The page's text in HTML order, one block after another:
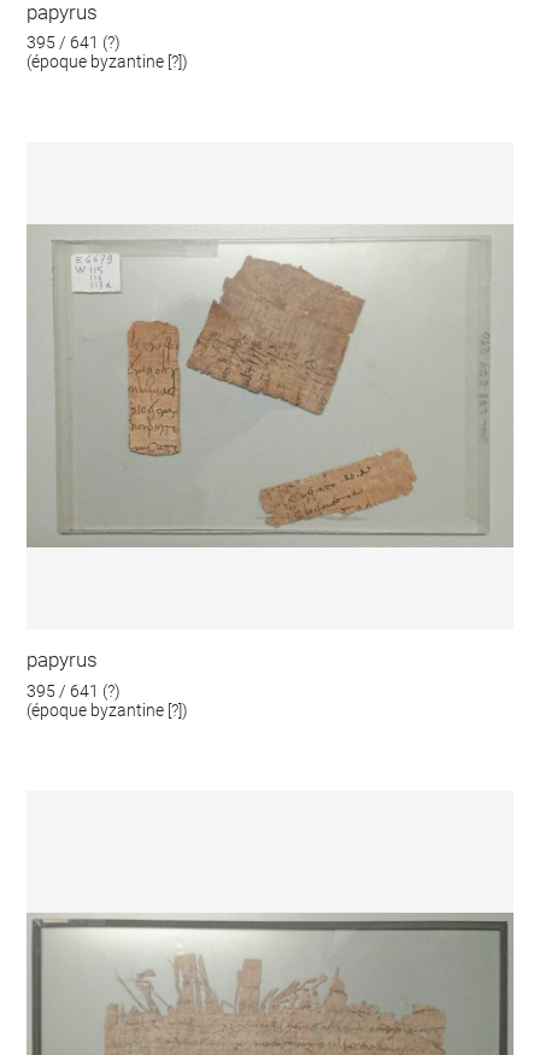
papyrus
395 / 641 (?)
(époque byzantine [?])
papyrus
395 / 641 (?)
(époque byzantine [?])